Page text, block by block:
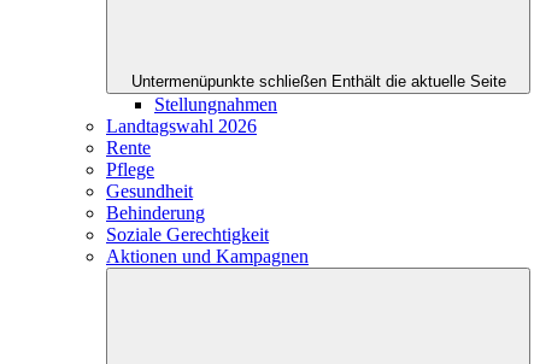
Untermenüpunkte schließen Enthält die aktuelle Seite
Stellungnahmen
Landtagswahl 2026
Rente
Pflege
Gesundheit
Behinderung
Soziale Gerechtigkeit
Aktionen und Kampagnen